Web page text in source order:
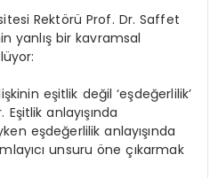
Rektörü Prof. Dr. Saffet
yanlış bir kavramsal
eşitlik değil ‘eşdeğerlilik’
anlayışında
eşdeğerlilik anlayışında
unsuru öne çıkarmak